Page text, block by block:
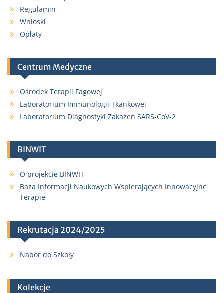
Regulamin
Wnioski
Opłaty
Centrum Medyczne
Ośrodek Terapii Fagowej
Laboratorium Immunologii Tkankowej
Laboratorium Diagnostyki Zakażeń SARS-CoV-2
BINWIT
O projekcie BINWIT
Baza Informacji Naukowych Wspierających Innowacyjne
Terapie
Rekrutacja 2024/2025
Nabór do Szkoły
Kolekcje